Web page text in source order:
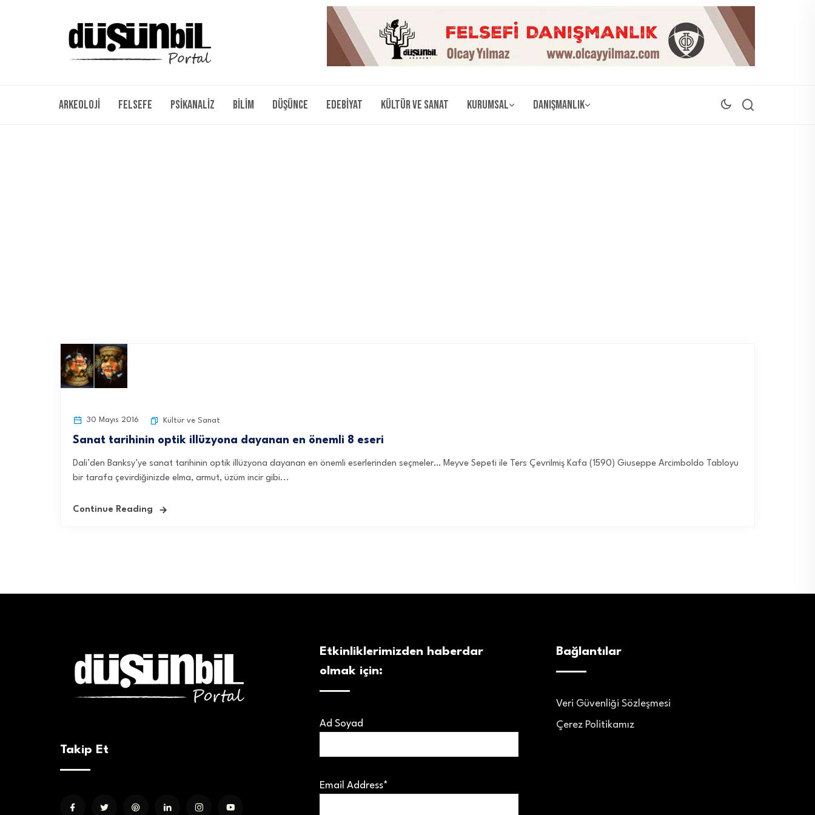
Arkeoloji Felsefe Psikanaliz Bilim Düşünce Edebiyat Kültür ve Sanat Kurumsal Danışmanlık
30 Mayıs 2016 Kültür ve Sanat
Sanat tarihinin optik illüzyona dayanan en önemli 8 eseri
Dali’den Banksy’ye sanat tarihinin optik illüzyona dayanan en önemli eserlerinden seçmeler… Meyve Sepeti ile Ters Çevrilmiş Kafa (1590) Giuseppe Arcimboldo Tabloyu
bir tarafa çevirdiğinizde elma, armut, üzüm incir gibi...
Continue Reading
Takip Et
Etkinliklerimizden haberdar
olmak için:
Ad Soyad
Email Address*
Bağlantılar
Veri Güvenliği Sözleşmesi
Çerez Politikamız